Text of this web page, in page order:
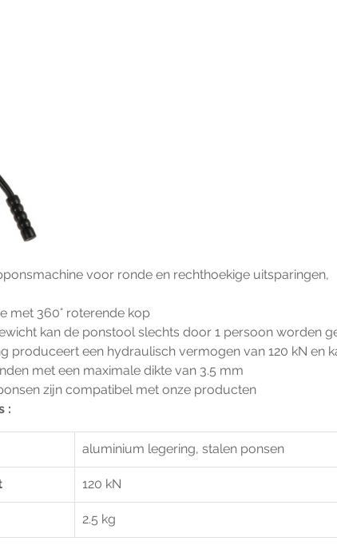
voor ronde en rechthoekige uitsparingen,
met 360° roterende kop
kan de ponstool slechts door 1 persoon worden
produceert een hydraulisch vermogen van 120 kN en
met een maximale dikte van 3.5 mm
zijn compatibel met onze producten
:
aluminium legering, stalen ponsen
120 kN
2.5 kg